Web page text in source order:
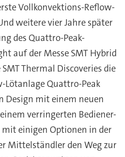
Vollkonvektions-Reflow-
weitere vier Jahre später
des Quattro-Peak-
auf der Messe SMT Hybrid
Thermal Discoveries die
Lötanlage Quattro-Peak
Design mit einem neuen
verringerten Bediener-
einigen Optionen in der
Mittelständler den Weg zur